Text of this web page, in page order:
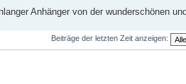
Anhänger von der wunderschönen
Beiträge der letzten Zeit anzeigen: